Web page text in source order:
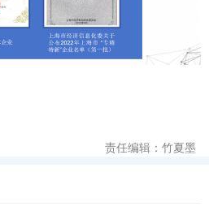
责任编辑：竹夏墨